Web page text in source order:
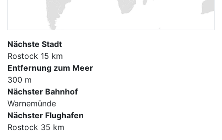
Nächste Stadt
Rostock 15 km
Entfernung zum Meer
300 m
Nächster Bahnhof
Warnemünde
Nächster Flughafen
Rostock 35 km